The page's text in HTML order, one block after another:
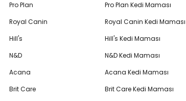
Pro Plan
Royal Canin
Hill's
N&D
Acana
Brit Care
Pro Plan Kedi Maması
Royal Canin Kedi Maması
Hill's Kedi Maması
N&D Kedi Maması
Acana Kedi Maması
Brit Care Kedi Maması